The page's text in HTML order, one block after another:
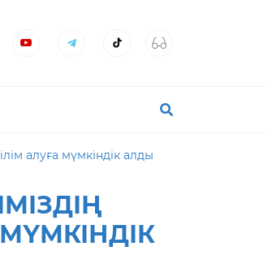
алуға мүмкіндік алды